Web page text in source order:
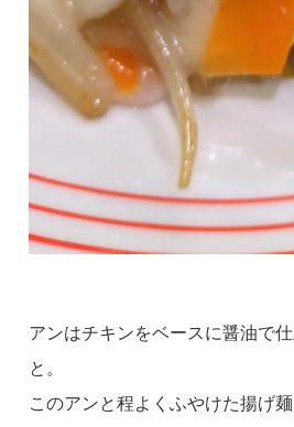
アンはチキンをベースに醤油で
と。
このアンと程よくふやけた揚げ